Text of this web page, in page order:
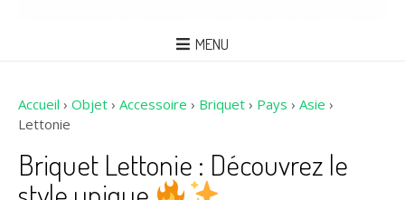
MENU
Accueil › Objet › Accessoire › Briquet › Pays › Asie ›
Lettonie
Briquet Lettonie : Découvrez le